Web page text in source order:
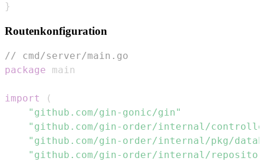
}
Routenkonfiguration
// cmd/server/main.go
package
import
(
"github.com/gin-gonic/gin"
"github.com/gin-order/internal/
"github.com/gin-order/internal/pkg/
"github.com/gin-order/internal/